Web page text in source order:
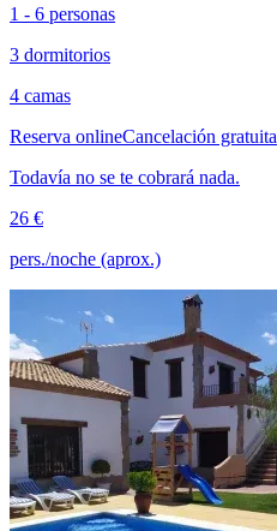
1 - 6 personas
3 dormitorios
4 camas
Reserva onlineCancelación gratuita
Todavía no se te cobrará nada.
26 €
pers./noche (aprox.)